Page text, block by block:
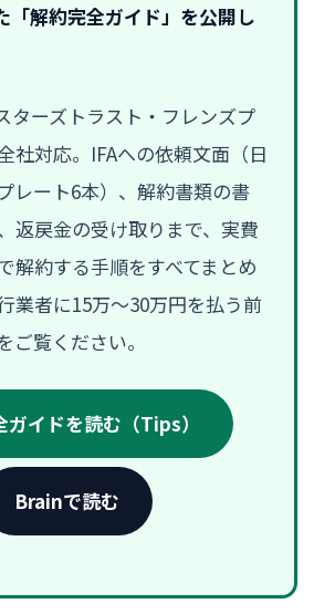
「解約完全ガイド」を公開し
ターズトラスト・フレンズプ
社対応。IFAへの依頼文面（日
レート6本）、解約書類の書
返戻金の受け取りまで、実費
解約する手順をすべてまとめ
業者に15万〜30万円を払う前
ご覧ください。
ガイドを読む（Tips）
Brainで読む